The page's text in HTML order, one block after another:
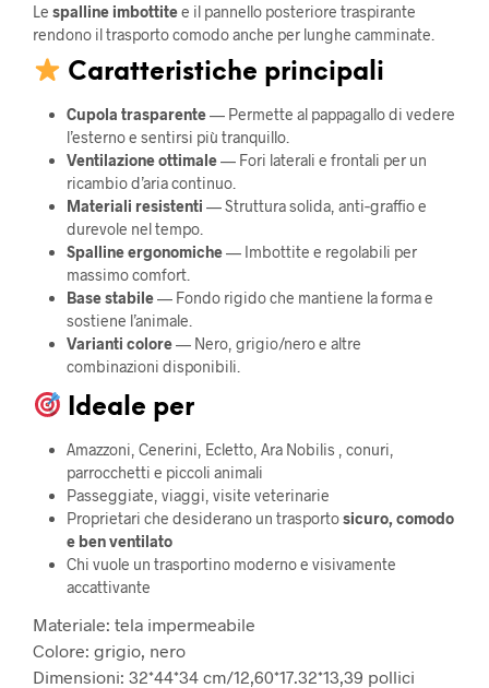
Le spalline imbottitee il pannello posteriore traspirante
rendono il trasporto comodo anche per lunghe camminate.
Caratteristiche principali
Cupola trasparente— Permette al pappagallo di vedere
l’esterno e sentirsi più tranquillo.
Ventilazione ottimale— Fori laterali e frontali per un
ricambio d’aria continuo.
Materiali resistenti — Struttura solida, anti‑graffio e
durevole nel tempo.
Spalline ergonomiche— Imbottite e regolabili per
massimo comfort.
Base stabile— Fondo rigido che mantiene la forma e
sostiene l’animale.
Varianti colore— Nero, grigio/nero e altre
combinazioni disponibili.
Ideale per
Amazzoni, Cenerini, Ecletto, Ara Nobilis , conuri,
parrocchetti e piccoli animali
Passeggiate, viaggi, visite veterinarie
Proprietari che desiderano un trasportosicuro, comodo
e ben ventilato
Chi vuole un trasportino moderno e visivamente
accattivante
Materiale: tela impermeabile
Colore: grigio, nero
Dimensioni: 32*44*34 cm/12,60*17.32*13,39 pollici